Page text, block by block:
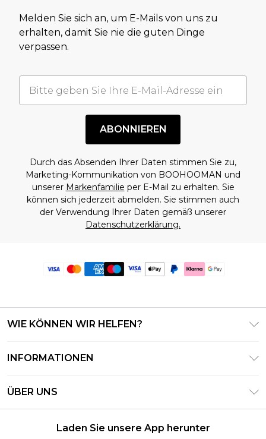
Melden Sie sich an, um E-Mails von uns zu
erhalten, damit Sie nie die guten Dinge
verpassen.
ABONNIEREN
Durch das Absenden Ihrer Daten stimmen Sie zu,
Marketing-Kommunikation von BOOHOOMAN und
unserer Markenfamilie per E-Mail zu erhalten. Sie
können sich jederzeit abmelden. Sie stimmen auch
der Verwendung Ihrer Daten gemäß unserer
Datenschutzerklärung.
WIE KÖNNEN WIR HELFEN?
Meine Bestellung verfolgen & zurücksenden
Lieferoptionen
Rückgaberecht – Aktualisiert Mai 2026
INFORMATIONEN
Geschäftsbedingungen – Aktualisiert Juni 2026
Geschenkkarten-Guthaben
ÜBER UNS
Laden Sie unsere App herunter